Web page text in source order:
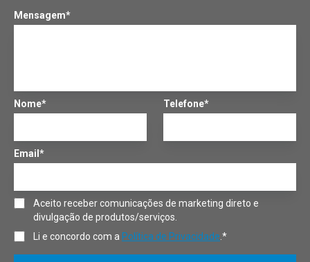
Mensagem*
Nome* Telefone*
Email*
Aceito receber comunicações de marketing direto e
divulgação de produtos/serviços.
Li e concordo com a Política de Privacidade .*